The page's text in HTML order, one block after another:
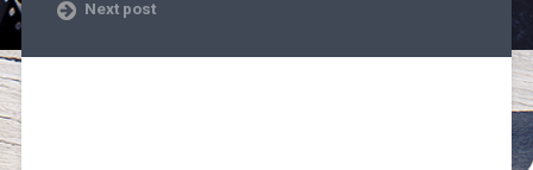
Next post